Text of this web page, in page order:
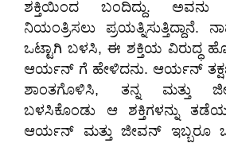
ಶಕ್ತಿಯಿಂದ ಬಂದಿದ್ದು. ಅವನು
ನಿಯಂತ್ರಿಸಲು ಪ್ರಯತ್ನಿಸುತ್ತಿದ್ದಾನೆ.
ಒಟ್ಟಾಗಿ ಬಳಸಿ, ಈ ಶಕ್ತಿಯ ವಿರುದ್ಧ
ಆರ್ಯನ್ ಗೆ ಹೇಳಿದನು. ಆರ್ಯನ್
ಶಾಂತಗೊಳಿಸಿ, ತನ್ನ ಮತ್ತು
ಬಳಸಿಕೊಂಡು ಆ ಶಕ್ತಿಗಳನ್ನು
ಆರ್ಯನ್ ಮತ್ತು ಜೀವನ್ ಇಬ್ಬರೂ